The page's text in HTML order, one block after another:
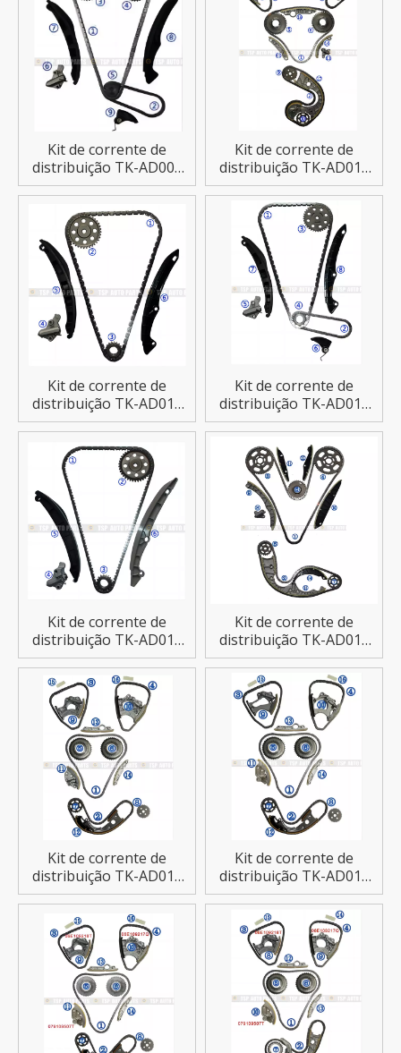
Kit de corrente de
distribuição TK-AD001
para AUDI A3
Kit de corrente de
distribuição TK-AD011
para AUDI
A4/A6/A8/Q7/S4
Kit de corrente de
distribuição TK-AD012
para AUDI A1/A3
Kit de corrente de
distribuição TK-AD013
para AUDI A3
Kit de corrente de
distribuição TK-AD014
para AUDI A1/A3
Kit de corrente de
distribuição TK-AD015
para AUDI A4/A5/A6/A7
Kit de corrente de
distribuição TK-AD016
para AUDI A6L
Kit de corrente de
distribuição TK-AD017
para AUDI A7/A6L